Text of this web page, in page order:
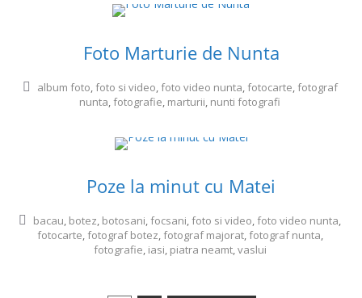
Foto Marturie de Nunta
album foto,foto si video,foto video nunta,fotocarte,fotograf
nunta,fotografie, marturii, nunti fotografi
Poze la minut cu Matei
bacau, botez, botosani,focsani,foto si video,foto video nunta,
fotocarte,fotograf botez,fotograf majorat,fotograf nunta,
fotografie, iasi, piatra neamt,vaslui